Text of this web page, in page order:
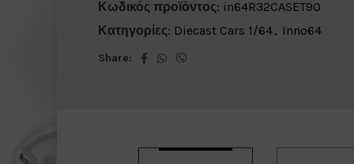
Κωδικός προϊόντος: in64R32CASET90
Κατηγορίες: Diecast Cars 1/64, Inno64
Share: